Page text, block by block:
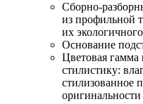
Сборно-
из профильной
их
Основание
Цветовая гамма
стилистику:
стилизованное
оригинальности